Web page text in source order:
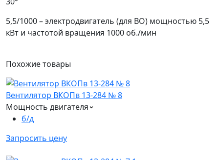
5,5/1000 – электродвигатель (для ВО) мощностью 5,5
кВт и частотой вращения 1000 об./мин
Похожиетовары
Вентилятор ВКОПв 13-284 № 8
Мощность двигателя
б/д
Запросить цену